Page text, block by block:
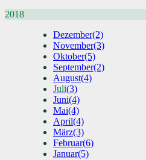
2018
Dezember(2)
November(3)
Oktober(5)
September(2)
August(4)
Juli(3)
Juni(4)
Mai(4)
April(4)
März(3)
Februar(6)
Januar(5)